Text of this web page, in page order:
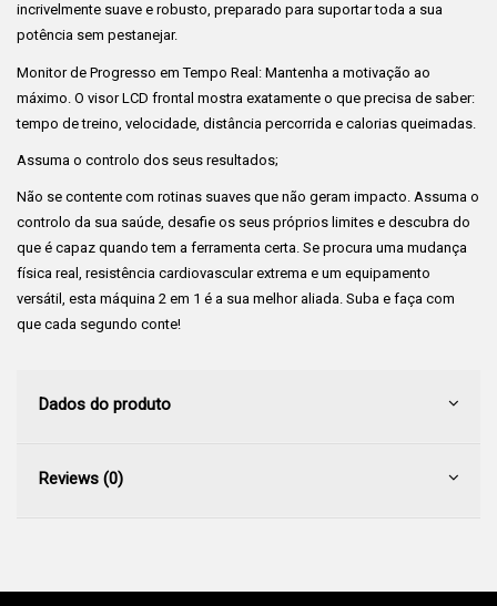
incrivelmente suave e robusto, preparado para suportar toda a sua
potência sem pestanejar.
Monitor de Progresso em Tempo Real: Mantenha a motivação ao
máximo. O visor LCD frontal mostra exatamente o que precisa de saber:
tempo de treino, velocidade, distância percorrida e calorias queimadas.
Assuma o controlo dos seus resultados;
Não se contente com rotinas suaves que não geram impacto. Assuma o
controlo da sua saúde, desafie os seus próprios limites e descubra do
que é capaz quando tem a ferramenta certa. Se procura uma mudança
física real, resistência cardiovascular extrema e um equipamento
versátil, esta máquina 2 em 1 é a sua melhor aliada. Suba e faça com
que cada segundo conte!
Dados do produto
Reviews (0)